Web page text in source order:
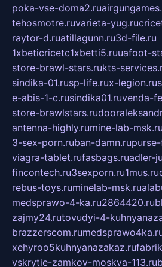
poka-vse-doma2.ru
tehosmotre.ruvarieta-yug.ru
raytor-d.ruatillagunn.ru3d-file.ru
1xbeticricetc1xbetti5.ruuafoot-
store-brawl-stars.rukts-
sindika-01.rusp-life.rux-legion.ru
e-abis-1-c.rusindika01.ruvenda-
store-brawlstars.ru
antenna-highly.rumine-lab-msk.ru
3-sex-porn.ruban-damn.ru
viagra-tablet.rufasbags.ruadler-
fincontech.ru3sexporn.ru1mus.ru
rebus-toys.ruminelab-msk.ru
medsprawo-4-ka.ru2864420.ru
zajmy24.rutovudyi-4-
brazzerscom.ru
xehyroo5kuhnyanazakaz.ru
vskrytie-zamkov-moskva-113.ru